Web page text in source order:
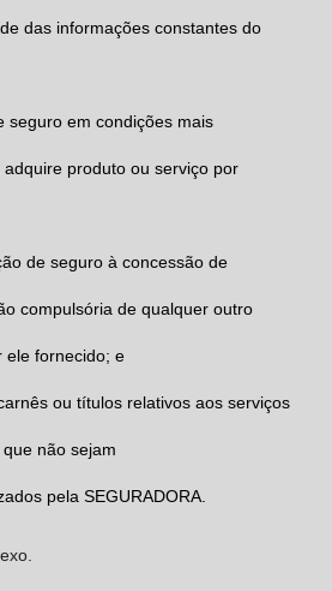
das informações constantes do
seguro em condições mais
produto ou serviço por
de seguro à concessão de
compulsória de qualquer outro
ele fornecido; e
ou títulos relativos aos serviços
que não sejam
pela SEGURADORA.